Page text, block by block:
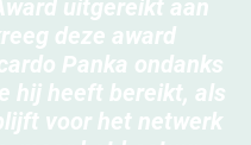
uitgereikt aan
deze award
Panka ondanks
hij heeft bereikt, als
voor het netwerk